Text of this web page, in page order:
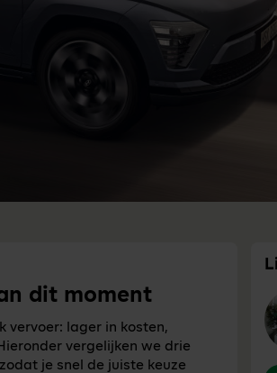
dit moment
vervoer: lager in kosten,
vergelijken we drie
je snel de juiste keuze